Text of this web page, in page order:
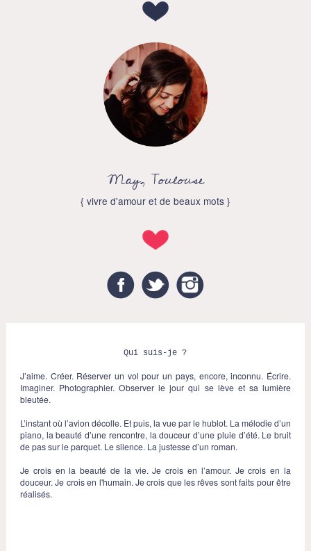
May, Toulouse
{ vivre d'amour et de beaux mots }
FacebookTwitter
Qui suis-je ?
J’aime. Créer. Réserver un vol pour un pays, encore, inconnu. Écrire.
Imaginer. Photographier. Observer le jour qui se lève et sa lumière
bleutée.
L’instant où l’avion décolle. Et puis, la vue par le hublot. La mélodie d’un
piano, la beauté d’une rencontre, la douceur d’une pluie d’été. Le bruit
de pas sur le parquet. Le silence. La justesse d’un roman.
Je crois en la beauté de la vie. Je crois en l’amour. Je crois en la
douceur. Je crois en l'humain. Je crois que les rêves sont faits pour être
réalisés.